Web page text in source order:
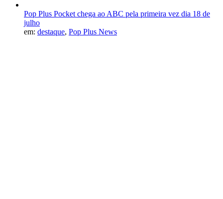
Pop Plus Pocket chega ao ABC pela primeira vez dia 18 de
julho
em: destaque, Pop Plus News